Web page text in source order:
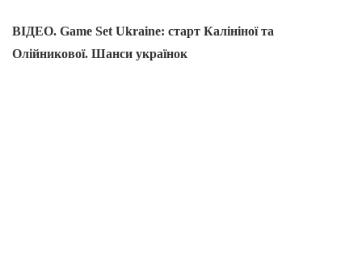
ВІДЕО. Game Set Ukraine: старт Калініної та
Олійникової. Шанси українок